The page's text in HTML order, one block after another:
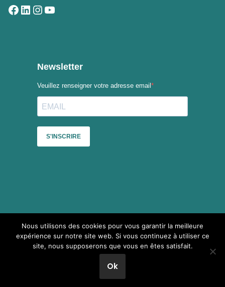
Sauf mention contraire, le contenu du site du Collectif des
festivals est mis à disposition selon les termes de la Licence
Creative Commons Attribution - Pas d’Utilisation Commerciale -
Partage dans les Mêmes Conditions 4.0 International
| Propulsé par
Nous utilisons des cookies pour vous garantir la meilleure
expérience sur notre site web. Si vous continuez à utiliser ce
site, nous supposerons que vous en êtes satisfait.
Ok